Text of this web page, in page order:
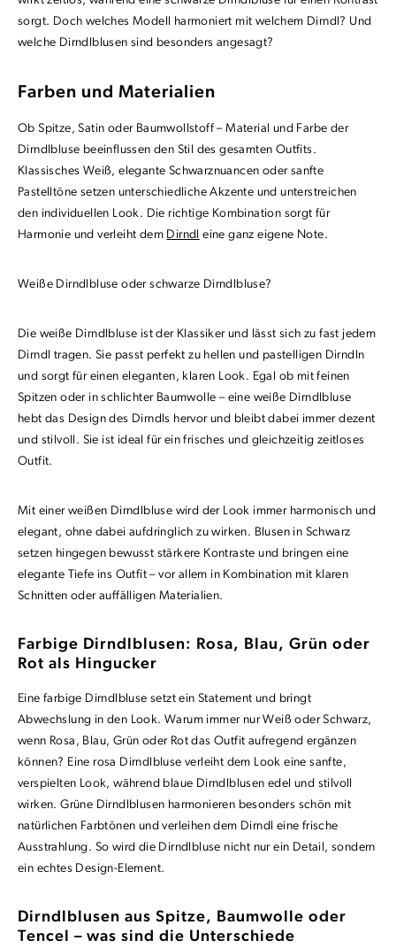
sorgt. Doch welches Modell harmoniert mit welchem Dirndl? Und
welche Dirndlblusen sind besonders angesagt?
Farben und Materialien
Ob Spitze, Satin oder Baumwollstoff – Material und Farbe der
Dirndlbluse beeinflussen den Stil des gesamten Outfits.
Klassisches Weiß, elegante Schwarznuancen oder sanfte
Pastelltöne setzen unterschiedliche Akzente und unterstreichen
den individuellen Look. Die richtige Kombination sorgt für
Harmonie und verleiht dem Dirndl eine ganz eigene Note.
Weiße Dirndlbluse oder schwarze Dirndlbluse?
Die weiße Dirndlbluse ist der Klassiker und lässt sich zu fast jedem
Dirndl tragen. Sie passt perfekt zu hellen und pastelligen Dirndln
und sorgt für einen eleganten, klaren Look. Egal ob mit feinen
Spitzen oder in schlichter Baumwolle – eine weiße Dirndlbluse
hebt das Design des Dirndls hervor und bleibt dabei immer dezent
und stilvoll. Sie ist ideal für ein frisches und gleichzeitig zeitloses
Outfit.
Mit einer weißen Dirndlbluse wird der Look immer harmonisch und
elegant, ohne dabei aufdringlich zu wirken. Blusen in Schwarz
setzen hingegen bewusst stärkere Kontraste und bringen eine
elegante Tiefe ins Outfit – vor allem in Kombination mit klaren
Schnitten oder auffälligen Materialien.
Farbige Dirndlblusen: Rosa, Blau, Grün oder
Rot als Hingucker
Eine farbige Dirndlbluse setzt ein Statement und bringt
Abwechslung in den Look. Warum immer nur Weiß oder Schwarz,
wenn Rosa, Blau, Grün oder Rot das Outfit aufregend ergänzen
können? Eine rosa Dirndlbluse verleiht dem Look eine sanfte,
verspielten Look, während blaue Dirndlblusen edel und stilvoll
wirken. Grüne Dirndlblusen harmonieren besonders schön mit
natürlichen Farbtönen und verleihen dem Dirndl eine frische
Ausstrahlung. So wird die Dirndlbluse nicht nur ein Detail, sondern
ein echtes Design-Element.
Dirndlblusen aus Spitze, Baumwolle oder
Tencel – was sind die Unterschiede